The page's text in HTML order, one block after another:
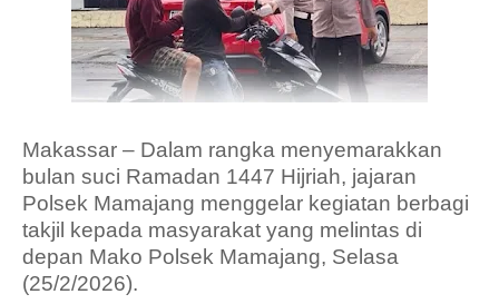
Makassar – Dalam rangka menyemarakkan
bulan suci Ramadan 1447 Hijriah, jajaran
Polsek Mamajang menggelar kegiatan berbagi
takjil kepada masyarakat yang melintas di
depan Mako Polsek Mamajang, Selasa
(25/2/2026).